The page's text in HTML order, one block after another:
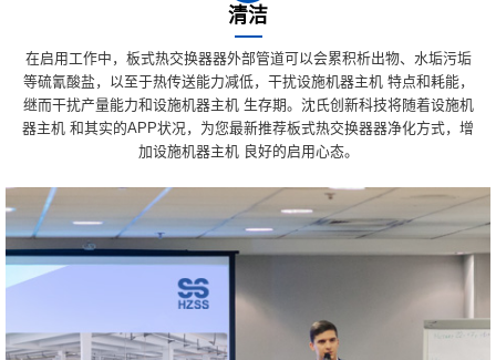
清洁
在启用工作中，板式热交换器器外部管道可以会累积析出物、水垢污垢
等硫氰酸盐，以至于热传送能力减低，干扰设施机器主机 特点和耗能，
继而干扰产量能力和设施机器主机 生存期。沈氏创新科技将随着设施机
器主机 和其实的APP状况，为您最新推荐板式热交换器器净化方式，增
加设施机器主机 良好的启用心态。